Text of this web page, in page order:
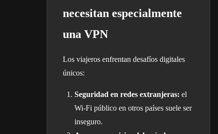
necesitan especialmente
una VPN
Los viajeros enfrentan desafíos digitales
únicos:
Seguridad en redes extranjeras: el
Wi-Fi público en otros países suele ser
inseguro.